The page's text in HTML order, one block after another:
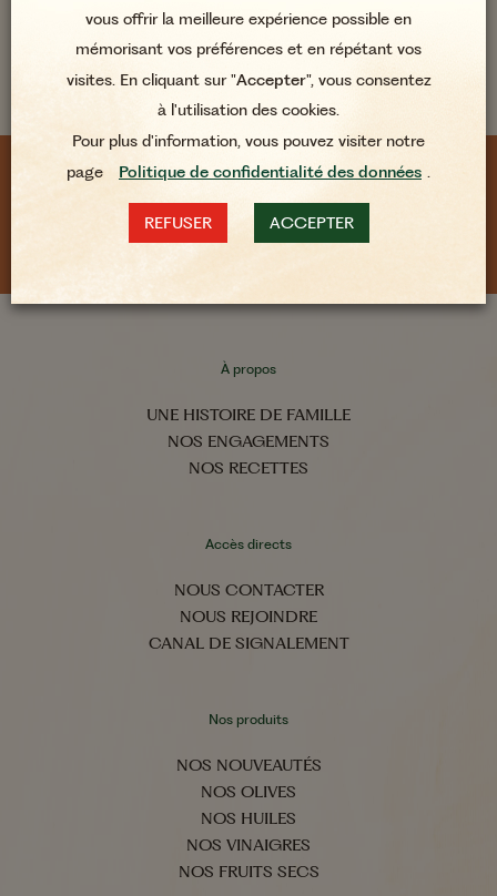
Olives Vertes Entières
200g
Olives Noires à la
Grecque Entières
À propos
UNE HISTOIRE DE FAMILLE
NOS ENGAGEMENTS
NOS RECETTES
Accès directs
NOUS CONTACTER
NOUS REJOINDRE
CANAL DE SIGNALEMENT
Nos produits
NOS NOUVEAUTÉS
NOS OLIVES
NOS HUILES
NOS VINAIGRES
NOS FRUITS SECS
vous offrir la meilleure expérience possible en
mémorisant vos préférences et en répétant vos
visites. En cliquant sur "Accepter", vous consentez
à l'utilisation des cookies.
Pour plus d'information, vous pouvez visiter notre
page
Politique de confidentialité des données .
REFUSER ACCEPTER